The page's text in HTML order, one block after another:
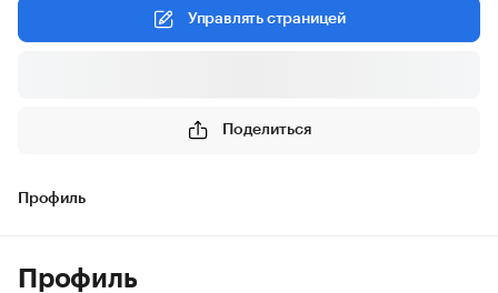
Управлять страницей
Поделиться
Профиль
Профиль